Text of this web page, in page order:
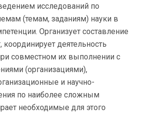
исследований по
(темам, заданиям) науки в
Организует составление
деятельность
совместном их выполнении с
(организациями),
и научно-
по наиболее сложным
необходимые для этого